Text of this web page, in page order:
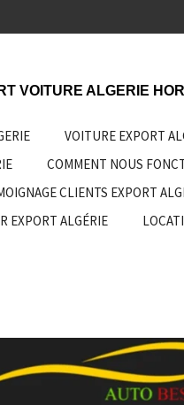
VOITURE ALGERIE
VOITURE EXPORT
COMMENT NOUS
CLIENTS EXPORT
EXPORT ALGÉRIE